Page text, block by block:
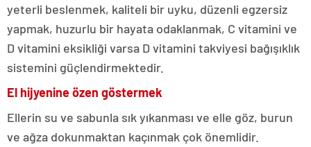
yeterli beslenmek, kaliteli bir uyku, düzenli egzersiz
yapmak, huzurlu bir hayata odaklanmak, C vitamini ve
D vitamini eksikliği varsa D vitamini takviyesi bağışıklık
sistemini güçlendirmektedir.
El hijyenine özen göstermek
Ellerin su ve sabunla sık yıkanması ve elle göz, burun
ve ağza dokunmaktan kaçınmak çok önemlidir.